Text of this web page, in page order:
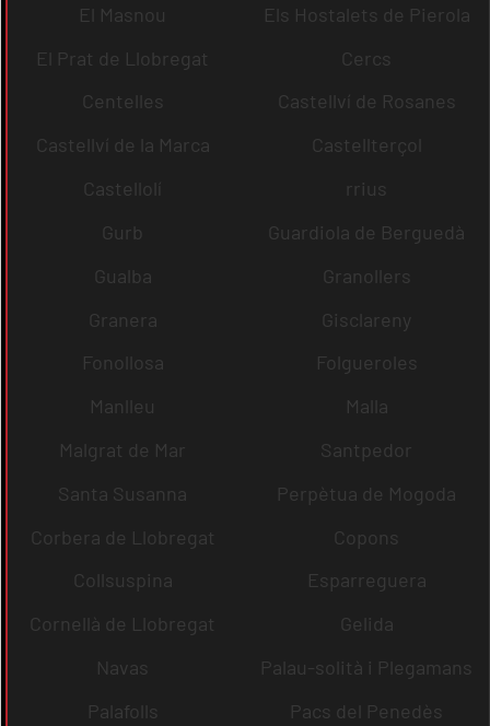
El Masnou
Els Hostalets de Pierola
El Prat de Llobregat
Cercs
Centelles
Castellví de Rosanes
Castellví de la Marca
Castellterçol
Castellolí
rrius
Gurb
Guardiola de Berguedà
Gualba
Granollers
Granera
Gisclareny
Fonollosa
Folgueroles
Manlleu
Malla
Malgrat de Mar
Santpedor
Santa Susanna
Perpètua de Mogoda
Corbera de Llobregat
Copons
Collsuspina
Esparreguera
Cornellà de Llobregat
Gelida
Navas
Palau-solità i Plegamans
Palafolls
Pacs del Penedès